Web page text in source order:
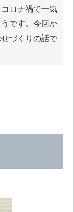
ロナ禍で一気
です。今回か
づくりの話で